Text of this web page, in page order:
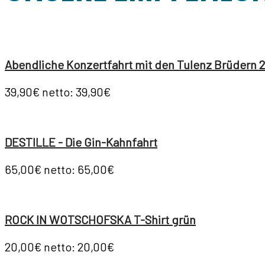
Abendliche Konzertfahrt mit den Tulenz Brüdern
39,90€ netto: 39,90€
DESTILLE - Die Gin-Kahnfahrt
65,00€ netto: 65,00€
ROCK IN WOTSCHOFSKA T-Shirt grün
20,00€ netto: 20,00€